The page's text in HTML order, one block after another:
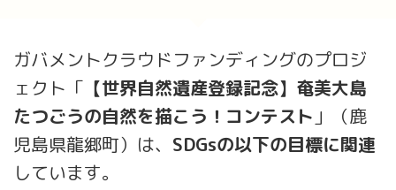
ガバメントクラウドファンディングのプロジ
ェクト「 【世界自然遺産登録記念】奄美大島
たつごうの自然を描こう！コンテスト 」（鹿
児島県龍郷町）は、 SDGsの以下の目標に関連
しています。